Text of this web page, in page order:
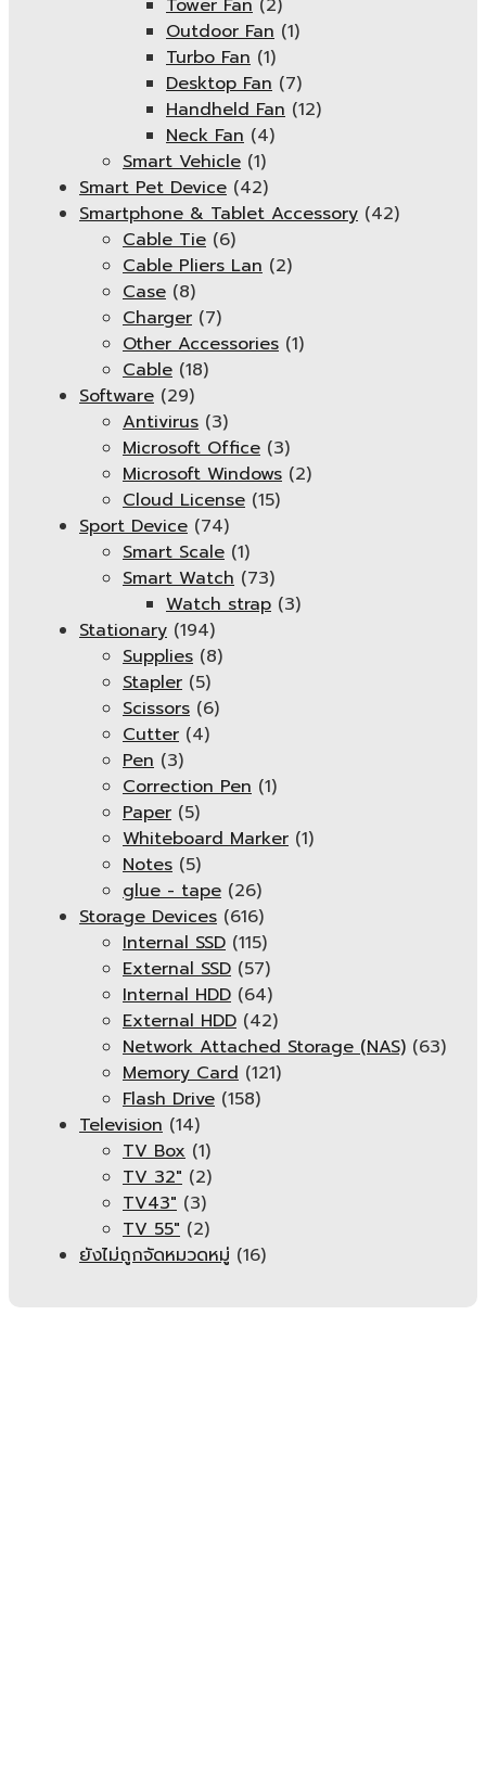
Tower Fan (2)
Outdoor Fan (1)
Turbo Fan (1)
Desktop Fan (7)
Handheld Fan (12)
Neck Fan (4)
Smart Vehicle (1)
Smart Pet Device (42)
Smartphone & Tablet Accessory (42)
Cable Tie (6)
Cable Pliers Lan (2)
Case (8)
Charger (7)
Other Accessories (1)
Cable (18)
Software (29)
Antivirus (3)
Microsoft Office (3)
Microsoft Windows (2)
Cloud License (15)
Sport Device (74)
Smart Scale (1)
Smart Watch (73)
Watch strap (3)
Stationary (194)
Supplies (8)
Stapler (5)
Scissors (6)
Cutter (4)
Pen (3)
Correction Pen (1)
Paper (5)
Whiteboard Marker (1)
Notes (5)
glue - tape (26)
Storage Devices (616)
Internal SSD (115)
External SSD (57)
Internal HDD (64)
External HDD (42)
Network Attached Storage (NAS) (63)
Memory Card (121)
Flash Drive (158)
Television (14)
TV Box (1)
TV 32" (2)
TV43" (3)
TV 55" (2)
ยังไม่ถูกจัดหมวดหมู่ (16)